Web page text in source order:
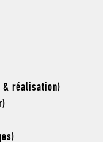
& réalisation)